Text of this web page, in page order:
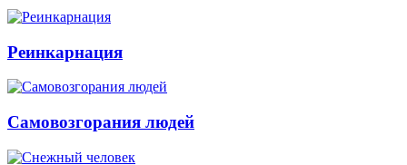
Реинкарнация
Самовозгорания людей